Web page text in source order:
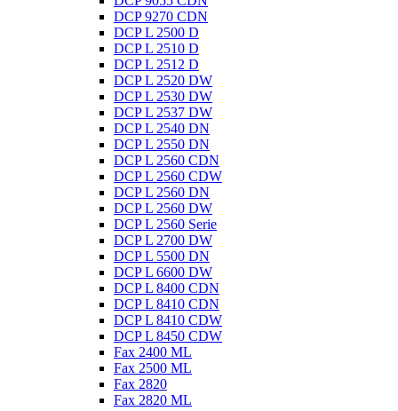
DCP 9270 CDN
DCP L 2500 D
DCP L 2510 D
DCP L 2512 D
DCP L 2520 DW
DCP L 2530 DW
DCP L 2537 DW
DCP L 2540 DN
DCP L 2550 DN
DCP L 2560 CDN
DCP L 2560 CDW
DCP L 2560 DN
DCP L 2560 DW
DCP L 2560 Serie
DCP L 2700 DW
DCP L 5500 DN
DCP L 6600 DW
DCP L 8400 CDN
DCP L 8410 CDN
DCP L 8410 CDW
DCP L 8450 CDW
Fax 2400 ML
Fax 2500 ML
Fax 2820
Fax 2820 ML